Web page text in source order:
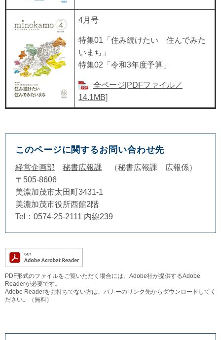
4月号
特集01「住み続けたい 住んでみた
いまち」
特集02「令和3年度予算」
全ページ[PDFファイル／
14.1MB]
このページに関するお問い合わせ先
経営企画部 秘書広報課
秘書広報課 広報係
〒505-8606
美濃加茂市太田町3431-1
美濃加茂市役所西館2階
Tel：0574-25-2111 内線239
PDF形式のファイルをご覧いただく場合には、Adobe社が提供するAdobe
Readerが必要です。
Adobe Readerをお持ちでない方は、バナーのリンク先からダウンロードしてく
ださい。（無料）